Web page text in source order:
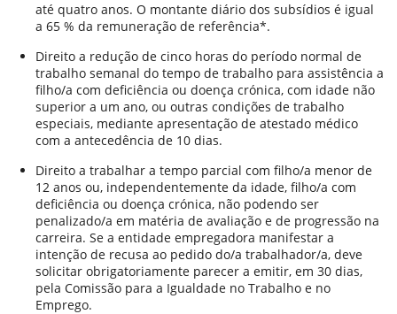
até quatro anos. O montante diário dos subsídios é igual
a 65 % da remuneração de referência*.
Direito a redução de cinco horas do período normal de
trabalho semanal do tempo de trabalho para assistência a
filho/a com deficiência ou doença crónica, com idade não
superior a um ano, ou outras condições de trabalho
especiais, mediante apresentação de atestado médico
com a antecedência de 10 dias.
Direito a trabalhar a tempo parcial com filho/a menor de
12 anos ou, independentemente da idade, filho/a com
deficiência ou doença crónica, não podendo ser
penalizado/a em matéria de avaliação e de progressão na
carreira. Se a entidade empregadora manifestar a
intenção de recusa ao pedido do/a trabalhador/a, deve
solicitar obrigatoriamente parecer a emitir, em 30 dias,
pela Comissão para a Igualdade no Trabalho e no
Emprego.